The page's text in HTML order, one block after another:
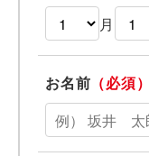
月
お名前 （必須）